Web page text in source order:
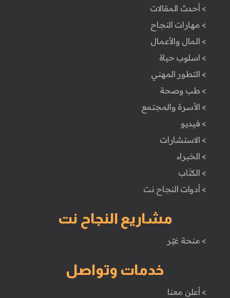
> أحدث المقالات
> مهارات النجاح
> المال والأعمال
> اسلوب حياة
> التطور المهني
> طب وصحة
> الأسرة والمجتمع
> فيديو
> الاستشارات
> الخبراء
> الكتَاب
> أدوات النجاح نت
مشاريع النجاح نت
> منحة غيّر
خدمات وتواصل
> أعلن معنا